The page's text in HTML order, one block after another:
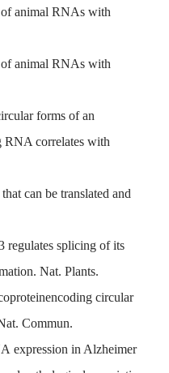
animal RNAs with
animal RNAs with
forms of an
correlates with
can be translated and
splicing of its
Nat. Plants.
circular
Commun.
expression in Alzheimer